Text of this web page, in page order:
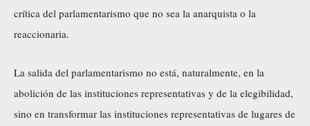
crítica del parlamentarismo que no sea la anarquista o la
reaccionaria.
La salida del parlamentarismo no está, naturalmente, en la
abolición de las instituciones representativas y de la elegibilidad,
sino en transformar las instituciones representativas de lugares de